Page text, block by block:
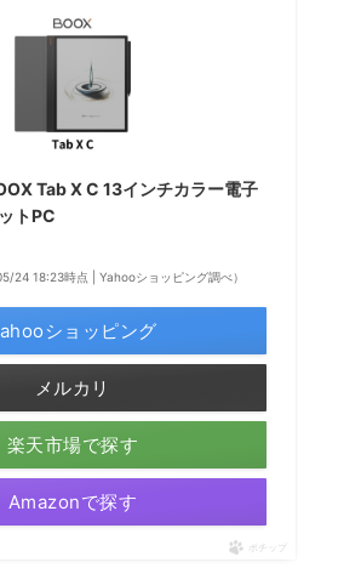
Tab X C 13インチカラー電子
トPC
24 18:23時点 | Yahooショッピング調べ）
ショッピング
メルカリ
楽天市場で探す
Amazonで探す
ポチップ